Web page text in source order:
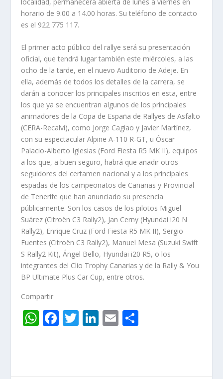
horario de 9.00 a 14.00 horas. Su teléfono de contacto
es el 922 775 117.
El primer acto público del rallye será su presentación
oficial, que tendrá lugar también este miércoles, a las
ocho de la tarde, en el nuevo Auditorio de Adeje. En
ella, además de todos los detalles de la carrera, se
darán a conocer los principales inscritos en esta, entre
los que ya se encuentran algunos de los principales
animadores de la Copa de España de Rallyes de Asfalto
(CERA-Recalvi), como Jorge Cagiao y Javier Martínez,
con su espectacular Alpine A-110 R-GT, u Óscar
Palacio-Alberto Iglesias (Ford Fiesta R5 MK II), equipos
a los que, a buen seguro, habrá que añadir otros
seguidores del certamen nacional y a los principales
espadas de los campeonatos de Canarias y Provincial
de Tenerife que han anunciado su presencia
públicamente. Son los casos de los pilotos Miguel
Suárez (Citroën C3 Rally2), Jan Cerny (Hyundai i20 N
Rally2), Enrique Cruz (Ford Fiesta R5 MK II), Sergio
Fuentes (Citroën C3 Rally2), Manuel Mesa (Suzuki Swift
S Rally2 Kit), Ángel Bello, Hyundai i20 R5, o los
integrantes del Clio Trophy Canarias y de la Rally & You
BP Ultimate Plus Car Cup, entre otros.
Compartir
W F T Li E